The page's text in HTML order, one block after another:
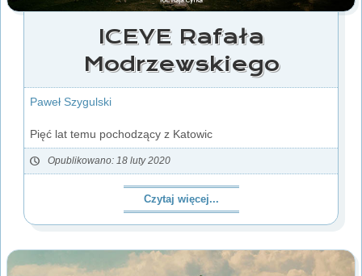
ICEYE Rafała
Modrzewskiego
Paweł Szygulski
Pięć lat temu pochodzący z Katowic
Opublikowano: 18 luty 2020
Czytaj więcej...